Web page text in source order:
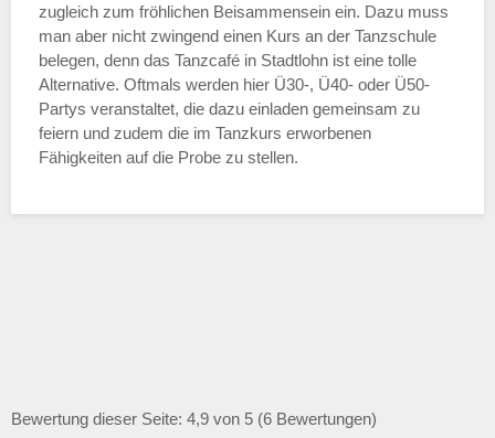
zugleich zum fröhlichen Beisammensein ein. Dazu muss
man aber nicht zwingend einen Kurs an der Tanzschule
belegen, denn das Tanzcafé in Stadtlohn ist eine tolle
Alternative. Oftmals werden hier Ü30-, Ü40- oder Ü50-
Partys veranstaltet, die dazu einladen gemeinsam zu
feiern und zudem die im Tanzkurs erworbenen
Fähigkeiten auf die Probe zu stellen.
Bewertung dieser Seite: 4,9 von 5 (6 Bewertungen)